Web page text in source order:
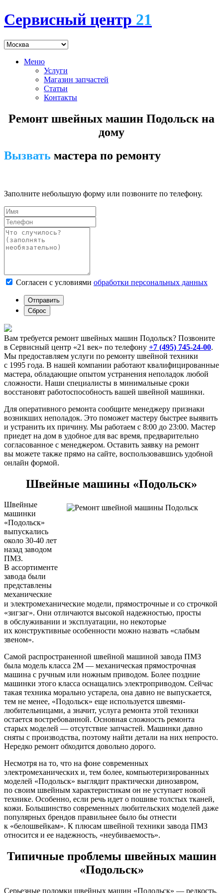
Сервисный центр 21
Меню
Услуги
Магазин запчастей
Статьи
Контакты
Ремонт швейных машин Подольск на
дому
Вызвать мастера по ремонту
Заполните небольшую форму или позвоните по телефону.
Согласен с условиями обработки персональных данных
Вам требуется ремонт швейных машин Подольск? Позвоните
в Сервисный центр «21 век» по телефону +7 (495) 745-24-00.
Мы предоставляем услуги по ремонту швейной техники
с 1995 года. В нашей компании работают квалифицированные
мастера, обладающие опытом устранения неполадок любой
сложности. Наши специалисты в минимальные сроки
восстановят работоспособность вашей швейной машинки.
Для оперативного ремонта сообщите менеджеру признаки
возникших неполадок. Это поможет мастеру быстрее выявить
и устранить их причину. Мы работаем с 8:00 до 23:00. Мастер
приедет на дом в удобное для вас время, предварительно
согласованное с менеджером. Оставить заявку на ремонт
вы можете также прямо на сайте, воспользовавшись удобной
онлайн формой.
Швейные машины «Подольск»
Швейные
машинки
«Подольск»
выпускались
около 30-40 лет
назад заводом
ПМЗ.
В ассортименте
завода были
представлены
механические
и электромеханические модели, прямострочные и со строчкой
«зигзаг». Они отличаются высокой надежностью, просты
в обслуживании и эксплуатации, но некоторые
их конструктивные особенности можно назвать «слабым
звеном».
Самой распространенной швейной машиной завода ПМЗ
была модель класса 2М — механическая прямострочная
машина с ручным или ножным приводом. Более поздние
машинки этого класса оснащались электроприводом. Сейчас
такая техника морально устарела, она давно не выпускается,
тем не менее, «Подольск» еще используется швеями-
любительницами, а значит, услуга ремонта этой техники
остается востребованной. Основная сложность ремонта
старых моделей — отсутствие запчастей. Машинки давно
сняты с производства, поэтому найти детали на них непросто.
Нередко ремонт обходится довольно дорого.
Несмотря на то, что на фоне современных
электромеханических и, тем более, компьютеризированных
моделей «Подольск» выглядит практически динозавром,
по своим швейным характеристикам он не уступает новой
технике. Особенно, если речь идет о пошиве толстых тканей,
кожи. Большинство современных любительских моделей даже
популярных брендов правильнее было бы отнести
к «белошвейкам». К плюсам швейной техники завода ПМЗ
относится и ее надежность, «неубиваемость».
Типичные проблемы швейных машин
«Подольск»
Серьезные поломки швейных машин «Подольск» — редкость.